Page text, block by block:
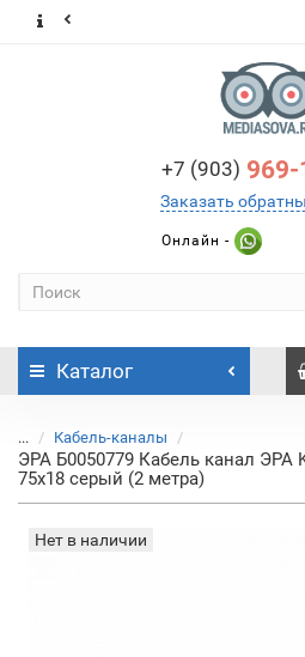
+7 (903) 969-
Заказать
Онлайн -
Каталог
... Кабель-каналы
ЭРА Б0050779 Кабель канал ЭРА
75х18 серый (2 метра)
Нет в наличии